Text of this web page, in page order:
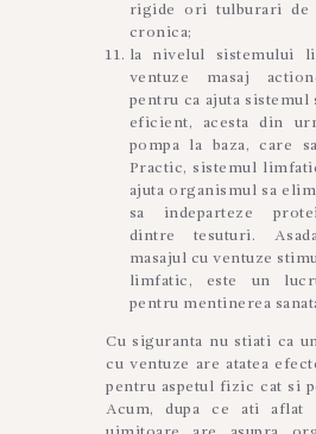
rigide ori tulburari de
cronica;
la nivelul sistemului
ventuze masaj
pentru ca ajuta sistemul
eficient, acesta din
pompa la baza, care
Practic, sistemul
ajuta organismul sa
sa indeparteze
dintre tesuturi.
masajul cu ventuze
limfatic, este un
pentru mentinerea
Cu siguranta nu stiati ca
cu ventuze are atatea
pentru aspetul fizic cat si
Acum, dupa ce ati aflat